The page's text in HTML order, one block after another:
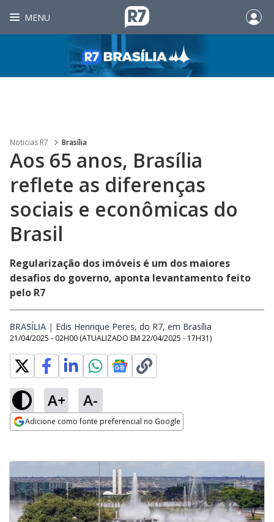
MENU
Noticias R7 Brasília
Aos 65 anos, Brasília
reflete as diferenças
sociais e econômicas do
Brasil
Regularização dos imóveis é um dos maiores
desafios do governo, aponta levantamento feito
pelo R7
BRASÍLIA | Edis Henrique Peres, do R7, em Brasília
21/04/2025 - 02H00 (ATUALIZADO EM 22/04/2025 - 17H31)
A+ A-
Adicione como fonte preferencial no Google